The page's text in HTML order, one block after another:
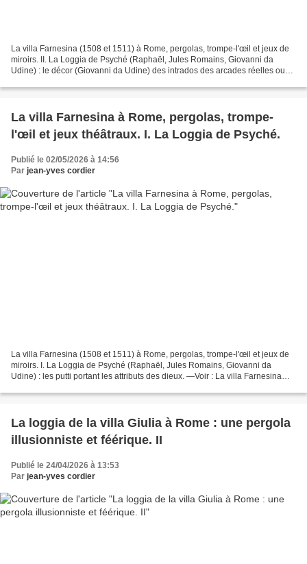
La villa Farnesina (1508 et 1511) à Rome, pergolas, trompe-l'œil et jeux de
miroirs. II. La Loggia de Psyché (Raphaël, Jules Romains, Giovanni da
Udine) : le décor (Giovanni da Udine) des intrados des arcades réelles ou
La villa Farnesina à Rome, pergolas, trompe-
l'œil et jeux théâtraux. I. La Loggia de Psyché.
Publié le 02/05/2026 à 14:56
Par jean-yves cordier
La villa Farnesina (1508 et 1511) à Rome, pergolas, trompe-l'œil et jeux de
miroirs. I. La Loggia de Psyché (Raphaël, Jules Romains, Giovanni da
Udine) : les putti portant les attributs des dieux. —Voir : La villa Farnesina
La loggia de la villa Giulia à Rome : une pergola
illusionniste et féérique. II
Publié le 24/04/2026 à 13:53
Par jean-yves cordier